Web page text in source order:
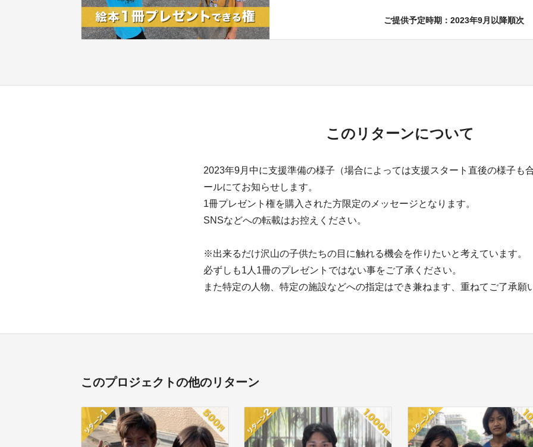
ご提供予定時期：2023年9月以降順次
このリターンについて
2023年9月中に支援準備の様子（場合によっては支援スタート直後の様子も
ールにてお知らせします。
1冊プレゼント権を購入された方限定のメッセージとなります。
SNSなどへの転載はお控えください。
※出来るだけ沢山の子供たちの目に触れる機会を作りたいと考えています。
必ずしも1人1冊のプレゼントではない事をご了承ください。
また特定の人物、特定の施設などへの指定はでき兼ねます、重ねてご了承願
このプロジェクトの他のリターン